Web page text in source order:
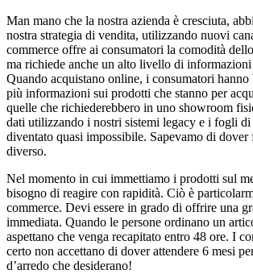
Man mano che la nostra azienda è cresciuta,
nostra strategia di vendita, utilizzando nuovi
commerce offre ai consumatori la comodità
ma richiede anche un alto livello di
Quando acquistano online, i consumatori
più informazioni sui prodotti che stanno per
quelle che richiederebbero in uno showroom
dati utilizzando i nostri sistemi legacy e i fogli di
diventato quasi impossibile. Sapevamo di dover
diverso.
Nel momento in cui immettiamo i prodotti sul
bisogno di reagire con rapidità. Ciò è
commerce. Devi essere in grado di offrire una
immediata. Quando le persone ordinano un
aspettano che venga recapitato entro 48 ore. I
certo non accettano di dover attendere 6 mesi
d’arredo che desiderano!